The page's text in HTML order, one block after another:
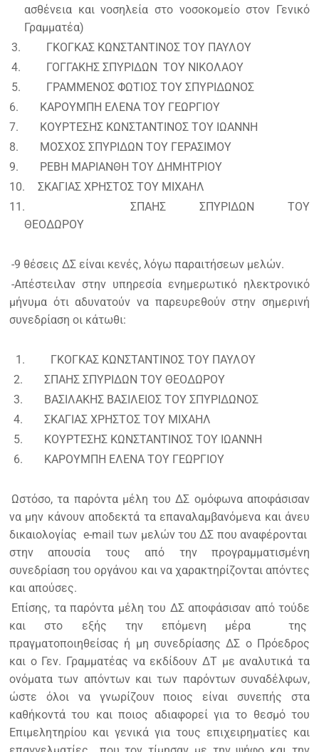
ασθένεια και νοσηλεία στο νοσοκομείο στον Γενικό
Γραμματέα)
3.
ΓΚΟΓΚΑΣ ΚΩΝΣΤΑΝΤΙΝΟΣ ΤΟΥ ΠΑΥΛΟΥ
4.
ΓΟΓΓΑΚΗΣ ΣΠΥΡΙΔΩΝ ΤΟΥ ΝΙΚΟΛΑΟΥ
5.
ΓΡΑΜΜΕΝΟΣ ΦΩΤΙΟΣ ΤΟΥ ΣΠΥΡΙΔΩΝΟΣ
6.
ΚΑΡΟΥΜΠΗ ΕΛΕΝΑ ΤΟΥ ΓΕΩΡΓΙΟΥ
7.
ΚΟΥΡΤΕΣΗΣ ΚΩΝΣΤΑΝΤΙΝΟΣ ΤΟΥ ΙΩΑΝΝΗ
8.
ΜΟΣΧΟΣ ΣΠΥΡΙΔΩΝ ΤΟΥ ΓΕΡΑΣΙΜΟΥ
9.
ΡΕΒΗ ΜΑΡΙΑΝΘΗ ΤΟΥ ΔΗΜΗΤΡΙΟΥ
10.
ΣΚΑΓΙΑΣ ΧΡΗΣΤΟΣ ΤΟΥ ΜΙΧΑΗΛ
11.
ΣΠΑΗΣ ΣΠΥΡΙΔΩΝ ΤΟΥ
ΘΕΟΔΩΡΟΥ
-9 θέσεις ΔΣ είναι κενές, λόγω παραιτήσεων μελών.
-Απέστειλαν στην υπηρεσία ενημερωτικό ηλεκτρονικό
μήνυμα ότι αδυνατούν να παρευρεθούν στην σημερινή
συνεδρίαση οι κάτωθι:
1.
ΓΚΟΓΚΑΣ ΚΩΝΣΤΑΝΤΙΝΟΣ ΤΟΥ ΠΑΥΛΟΥ
2.
ΣΠΑΗΣ ΣΠΥΡΙΔΩΝ ΤΟΥ ΘΕΟΔΩΡΟΥ
3.
ΒΑΣΙΛΑΚΗΣ ΒΑΣΙΛΕΙΟΣ ΤΟΥ ΣΠΥΡΙΔΩΝΟΣ
4.
ΣΚΑΓΙΑΣ ΧΡΗΣΤΟΣ ΤΟΥ ΜΙΧΑΗΛ
5.
ΚΟΥΡΤΕΣΗΣ ΚΩΝΣΤΑΝΤΙΝΟΣ ΤΟΥ ΙΩΑΝΝΗ
6.
ΚΑΡΟΥΜΠΗ ΕΛΕΝΑ ΤΟΥ ΓΕΩΡΓΙΟΥ
Ωστόσο, τα παρόντα μέλη του ΔΣ ομόφωνα αποφάσισαν
να μην κάνουν αποδεκτά τα επαναλαμβανόμενα και άνευ
δικαιολογίας e-mail των μελών του ΔΣ που αναφέρονται
στην απουσία τους από την προγραμματισμένη
συνεδρίαση του οργάνου και να χαρακτηρίζονται απόντες
και απούσες.
Επίσης, τα παρόντα μέλη του ΔΣ αποφάσισαν από τούδε
και στο εξής την επόμενη μέρα της
πραγματοποιηθείσας ή μη συνεδρίασης ΔΣ ο Πρόεδρος
και ο Γεν. Γραμματέας να εκδίδουν ΔΤ με αναλυτικά τα
ονόματα των απόντων και των παρόντων συναδέλφων,
ώστε όλοι να γνωρίζουν ποιος είναι συνεπής στα
καθήκοντά του και ποιος αδιαφορεί για το θεσμό του
Επιμελητηρίου και γενικά για τους επιχειρηματίες και